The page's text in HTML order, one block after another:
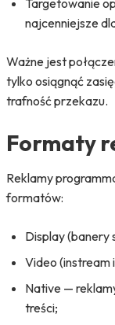
Targetowanie
najcenniejsze
Ważne jest
tylko osiągnąć
trafność przekazu.
Formaty
Reklamy
formatów:
Display (banery
Video (instream
Native —
treści;